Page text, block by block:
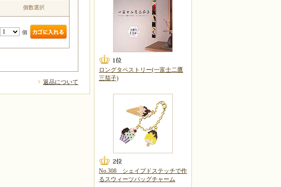
個数選択
個
返品について
ロングタペストリー(一富士二鷹
三茄子)
No.308 シェイプドステッチで作
るスウィーツバッグチャーム